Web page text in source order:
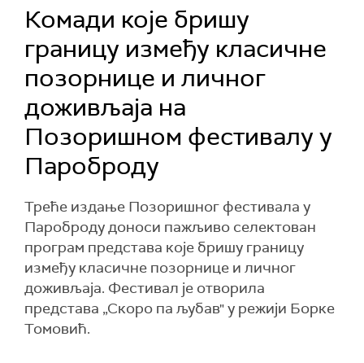
Комади које бришу
границу између класичне
позорнице и личног
доживљаја на
Позоришном фестивалу у
Пароброду
Треће издање Позоришног фестивала у
Пароброду доноси пажљиво селектован
програм представа које бришу границу
између класичне позорнице и личног
доживљаја. Фестивал је отворила
представа „Скоро па љубав" у режији Борке
Томовић.